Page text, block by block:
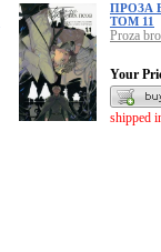
ПРОЗА
ТОМ 11
Proza
Your
shipped